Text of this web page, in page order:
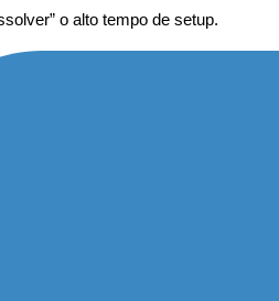
o alto tempo de setup.